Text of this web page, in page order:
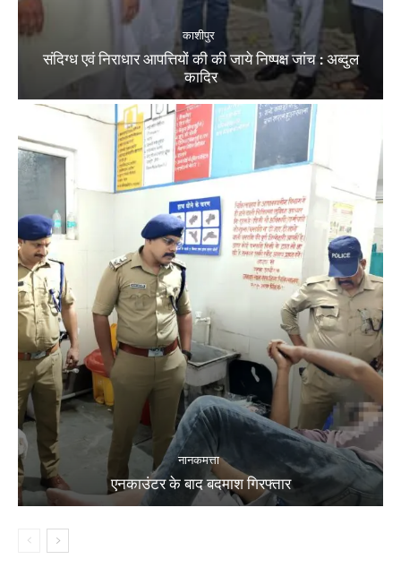
काशीपुर
संदिग्ध एवं निराधार आपत्तियों की की जाये निष्पक्ष जांच : अब्दुल
कादिर
नानकमत्ता
एनकाउंटर के बाद बदमाश गिरफ्तार